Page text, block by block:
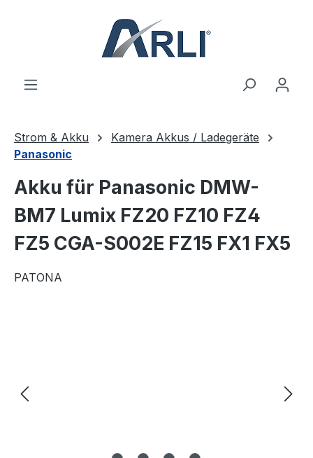
Strom & Akku
Kamera Akkus / Ladegeräte
Panasonic
Akku für Panasonic DMW-
BM7 Lumix FZ20 FZ10 FZ4
FZ5 CGA-S002E FZ15 FX1 FX5
PATONA